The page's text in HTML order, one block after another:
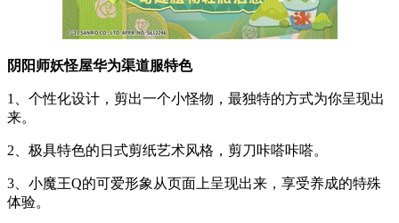
阴阳师妖怪屋华为渠道服特色
1、个性化设计，剪出一个小怪物，最独特的方式为你呈现出
来。
2、极具特色的日式剪纸艺术风格，剪刀咔嗒咔嗒。
3、小魔王Q的可爱形象从页面上呈现出来，享受养成的特殊
体验。